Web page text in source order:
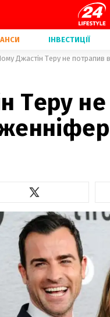
ІНВЕСТИЦІЇ
Джастін Теру не потрапив
Теру